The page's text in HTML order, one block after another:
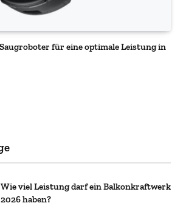
für eine optimale Leistung in
Wie viel Leistung darf ein Balkonkraftwerk
2026 haben?